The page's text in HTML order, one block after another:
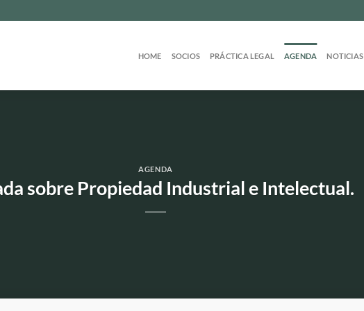
HOME SOCIOS PRÁCTICA LEGAL AGENDA NOTICIAS
AGENDA
sobre Propiedad Industrial e Intelectual.